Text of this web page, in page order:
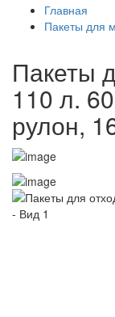
Главная
Пакеты для
Пакеты
110 л.
рулон,